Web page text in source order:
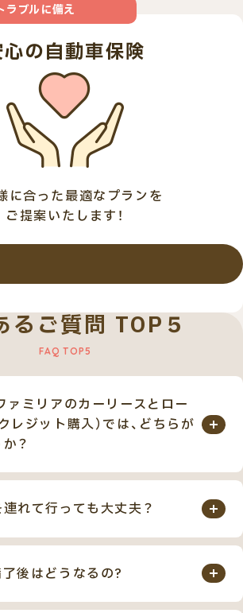
ラブルに備え
心の自動車保険
に合った最適なプランを
ご提案いたします！
るご質問 TOP５
ァミリアのカーリースとロー
レジット購入）では、どちらが
？
リアのカーリースとローンでのご購
々のお支払い金額のみを見た場合、金
車検、オイル交換等、お車を維持して
要な費用が多数含まれておりますの
れて行っても大丈夫？
ません。カーリンク ファミリア（旧
）では、キッズスペースを完備してい
後はどうなるの?